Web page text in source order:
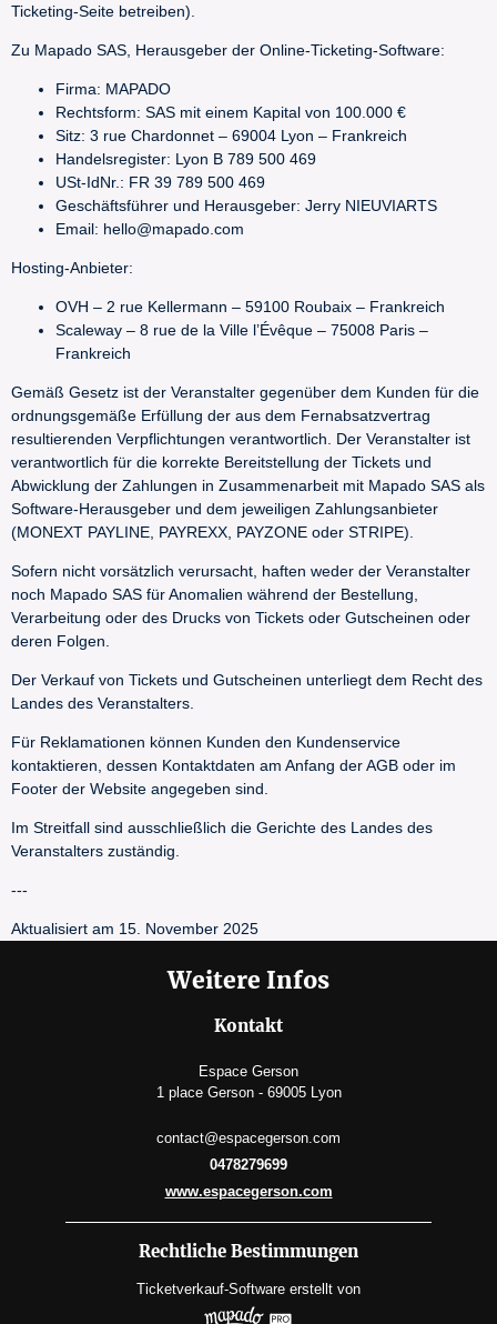
Ticketing-Seite betreiben).
Zu Mapado SAS, Herausgeber der Online-Ticketing-Software:
Firma: MAPADO
Rechtsform: SAS mit einem Kapital von 100.000 €
Sitz: 3 rue Chardonnet – 69004 Lyon – Frankreich
Handelsregister: Lyon B 789 500 469
USt-IdNr.: FR 39 789 500 469
Geschäftsführer und Herausgeber: Jerry NIEUVIARTS
Email: hello@mapado.com
Hosting-Anbieter:
OVH – 2 rue Kellermann – 59100 Roubaix – Frankreich
Scaleway – 8 rue de la Ville l’Évêque – 75008 Paris –
Frankreich
Gemäß Gesetz ist der Veranstalter gegenüber dem Kunden für die
ordnungsgemäße Erfüllung der aus dem Fernabsatzvertrag
resultierenden Verpflichtungen verantwortlich. Der Veranstalter ist
verantwortlich für die korrekte Bereitstellung der Tickets und
Abwicklung der Zahlungen in Zusammenarbeit mit Mapado SAS als
Software-Herausgeber und dem jeweiligen Zahlungsanbieter
(MONEXT PAYLINE, PAYREXX, PAYZONE oder STRIPE).
Sofern nicht vorsätzlich verursacht, haften weder der Veranstalter
noch Mapado SAS für Anomalien während der Bestellung,
Verarbeitung oder des Drucks von Tickets oder Gutscheinen oder
deren Folgen.
Der Verkauf von Tickets und Gutscheinen unterliegt dem Recht des
Landes des Veranstalters.
Für Reklamationen können Kunden den Kundenservice
kontaktieren, dessen Kontaktdaten am Anfang der AGB oder im
Footer der Website angegeben sind.
Im Streitfall sind ausschließlich die Gerichte des Landes des
Veranstalters zuständig.
---
Aktualisiert am 15. November 2025
Weitere Infos
Kontakt
Espace Gerson
1 place Gerson - 69005 Lyon
contact@espacegerson.com
0478279699
www.espacegerson.com
Rechtliche Bestimmungen
Ticketverkauf-Software erstellt von